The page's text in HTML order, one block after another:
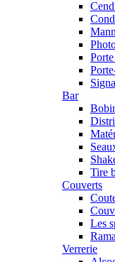
Bar
Tire
Couverts
Les
Verrerie